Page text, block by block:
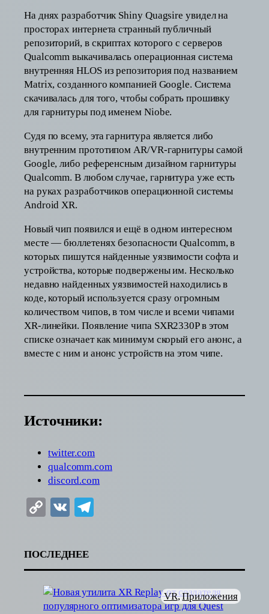
На днях разработчик Shiny Quagsire увидел на
просторах интернета странный публичный
репозиторий, в скриптах которого с серверов
Qualcomm выкачивалась операционная система
внутренняя HLOS из репозитория под названием
Matrix, созданного компанией Google. Система
скачивалась для того, чтобы собрать прошивку
для гарнитуры под именем Niobe.
Судя по всему, эта гарнитура является либо
внутренним прототипом AR/VR-гарнитуры самой
Google, либо референсным дизайном гарнитуры
Qualcomm. В любом случае, гарнитура уже есть
на руках разработчиков операционной системы
Android XR.
Новый чип появился и ещё в одном интересном
месте — бюллетенях безопасности Qualcomm, в
которых пишутся найденные уязвимости софта и
устройства, которые подвержены им. Несколько
недавно найденных уязвимостей находились в
коде, который используется сразу огромным
количеством чипов, в том числе и всеми чипами
XR-линейки. Появление чипа SXR2330P в этом
списке означает как минимум скорый его анонс, а
вместе с ним и анонс устройств на этом чипе.
Источники:
twitter.com
qualcomm.com
discord.com
Copy
VK
ПОСЛЕДНЕЕ
VR, Приложения